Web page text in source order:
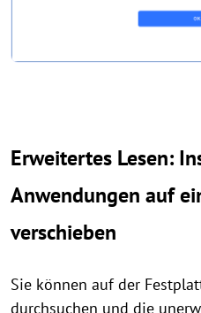
Erweitertes Lesen:
Anwendungen auf
verschieben
Sie können auf der
durchsuchen und die